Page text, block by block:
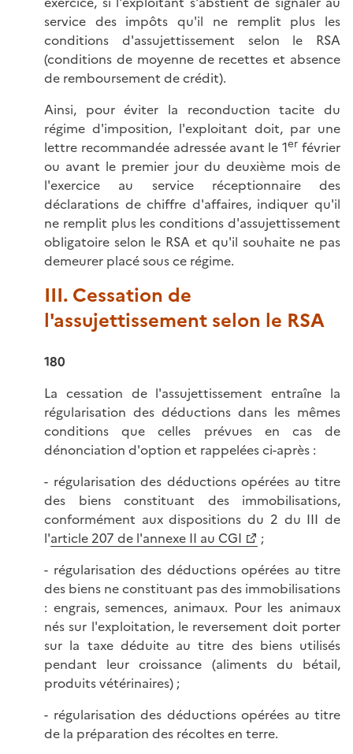
service des impôts qu'il ne remplit plus les
conditions d'assujettissement selon le RSA
(conditions de moyenne de recettes et absence
de remboursement de crédit).
Ainsi, pour éviter la reconduction tacite du
régime d'imposition, l'exploitant doit, par une
lettre recommandée adressée avant le 1er février
ou avant le premier jour du deuxième mois de
l'exercice au service réceptionnaire des
déclarations de chiffre d'affaires, indiquer qu'il
ne remplit plus les conditions d'assujettissement
obligatoire selon le RSA et qu'il souhaite ne pas
demeurer placé sous ce régime.
III. Cessation de
l'assujettissement selon le RSA
180
La cessation de l'assujettissement entraîne la
régularisation des déductions dans les mêmes
conditions que celles prévues en cas de
dénonciation d'option et rappelées ci-après :
- régularisation des déductions opérées au titre
des biens constituant des immobilisations,
conformément aux dispositions du 2 du III de
l'article 207 de l'annexe II au CGI
;
- régularisation des déductions opérées au titre
des biens ne constituant pas des immobilisations
: engrais, semences, animaux. Pour les animaux
nés sur l'exploitation, le reversement doit porter
sur la taxe déduite au titre des biens utilisés
pendant leur croissance (aliments du bétail,
produits vétérinaires) ;
- régularisation des déductions opérées au titre
de la préparation des récoltes en terre.